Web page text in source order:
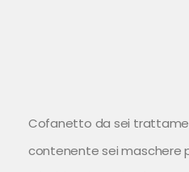
Cofanetto da sei
contenente sei maschere